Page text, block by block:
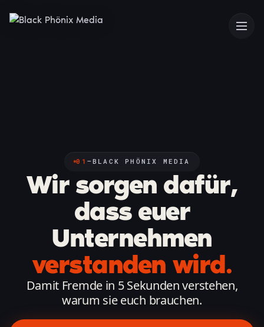
01 —BLACK PHÖNIX MEDIA
Wir sorgen dafür,
dass euer
Unternehmen
verstanden wird.
Damit Fremde in 5 Sekunden verstehen,
warum sie euch brauchen.